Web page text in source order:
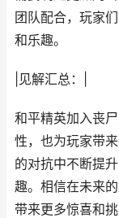
团队配合，玩家
和乐趣。
|见解汇总：|
和平精英加入丧
性，也为玩家带
的对抗中不断提
趣。相信在未来
带来更多惊喜和挑